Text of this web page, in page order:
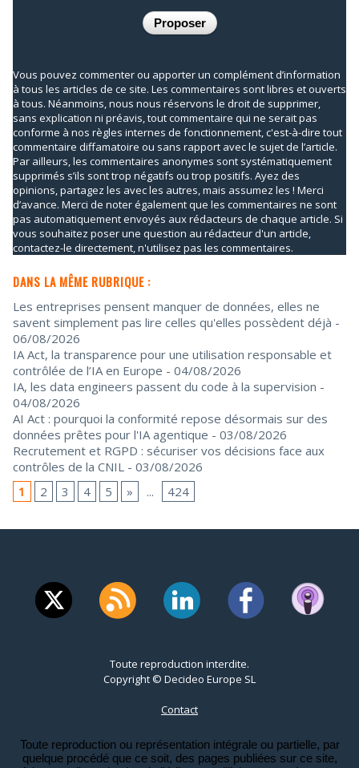
Vous pouvez commenter ou apporter un complément d’information
à tous les articles de ce site. Les commentaires sont libres et ouverts
à tous. Néanmoins, nous nous réservons le droit de supprimer,
sans explication ni préavis, tout commentaire qui ne serait pas
conforme à nos règles internes de fonctionnement, c'est-à-dire tout
commentaire diffamatoire ou sans rapport avec le sujet de l’article.
Par ailleurs, les commentaires anonymes sont systématiquement
supprimés s’ils sont trop négatifs ou trop positifs. Ayez des
opinions, partagez les avec les autres, mais assumez les ! Merci
d’avance. Merci de noter également que les commentaires ne sont
pas automatiquement envoyés aux rédacteurs de chaque article. Si
vous souhaitez poser une question au rédacteur d'un article,
contactez-le directement, n'utilisez pas les commentaires.
DANS LA MÊME RUBRIQUE :
Les entreprises pensent manquer de données, elles ne
savent simplement pas lire celles qu'elles possèdent déjà -
06/08/2026
IA Act, la transparence pour une utilisation responsable et
contrôlée de l’IA en Europe - 04/08/2026
IA, les data engineers passent du code à la supervision -
04/08/2026
AI Act : pourquoi la conformité repose désormais sur des
données prêtes pour l'IA agentique - 03/08/2026
Recrutement et RGPD : sécuriser vos décisions face aux
contrôles de la CNIL - 03/08/2026
1
2 3 4 5 » ... 424
Toute reproduction interdite.
Copyright © Decideo Europe SL
Contact
Toute reproduction ou représentation intégrale ou partielle, par
quelque procédé que ce soit, des pages publiées sur ce site,